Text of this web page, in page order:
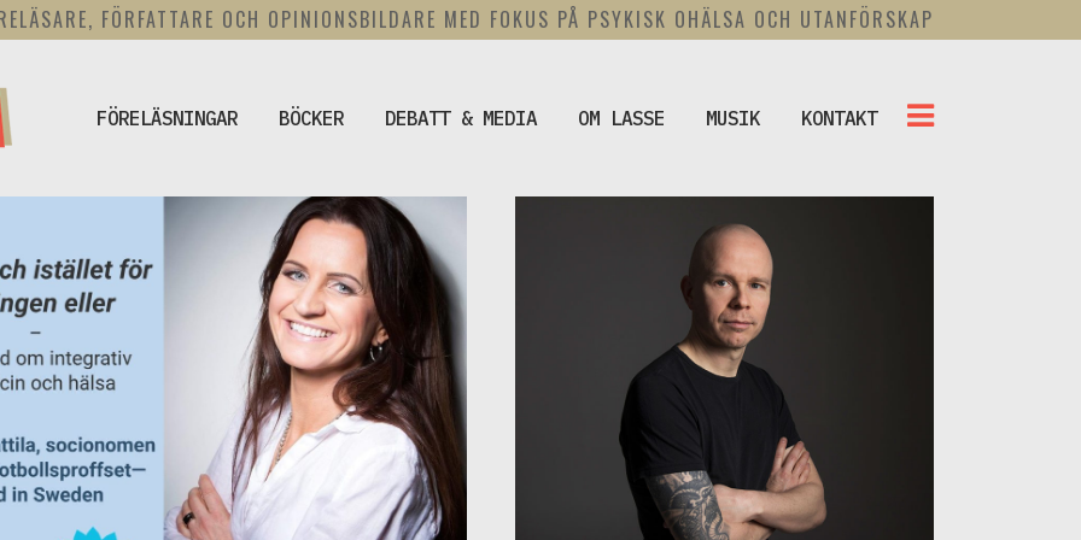
FÖRFATTARE OCH OPINIONSBILDARE MED FOKUS PÅ PSYKISK OHÄLSA OCH UTANFÖRSKAP
FÖRELÄSNINGAR BÖCKER DEBATT & MEDIA OM LASSE MUSIK KONTAKT